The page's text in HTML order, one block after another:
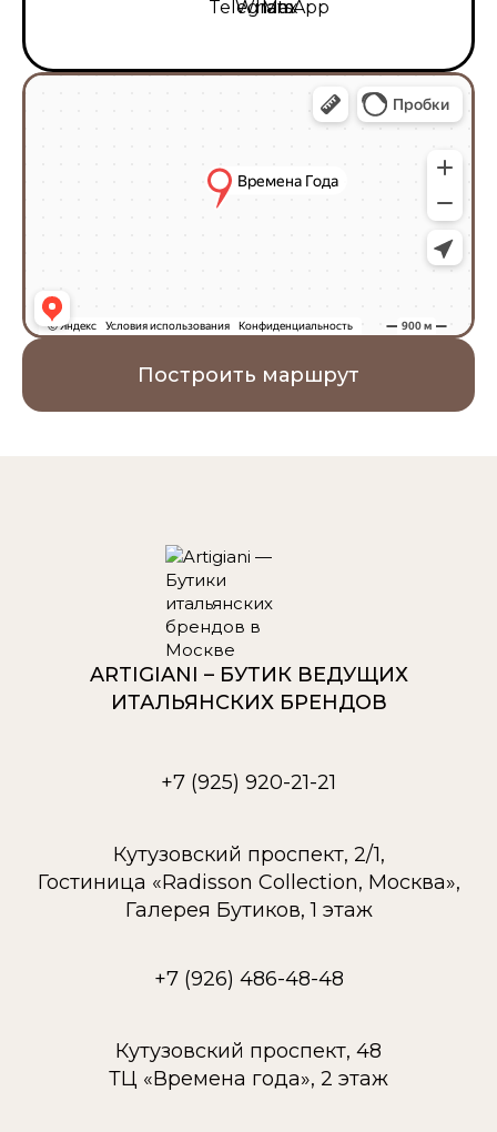
Построить маршрут
ARTIGIANI – БУТИК ВЕДУЩИХ
ИТАЛЬЯНСКИХ БРЕНДОВ
+7 (925) 920-21-21
Кутузовский проспект, 2/1,
Гостиница «Radisson Collection, Москва»,
Галерея Бутиков, 1 этаж
+7 (926) 486-48-48
Кутузовский проспект, 48
ТЦ «Времена года», 2 этаж